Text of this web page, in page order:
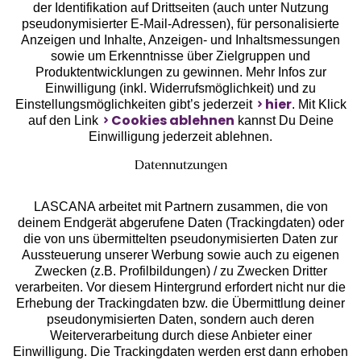
Unsere Apps
Services
Beratung
Über uns
der Identifikation auf Drittseiten (auch unter Nutzung
pseudonymisierter E-Mail-Adressen), für personalisierte
Anzeigen und Inhalte, Anzeigen- und Inhaltsmessungen
sowie um Erkenntnisse über Zielgruppen und
Produktentwicklungen zu gewinnen. Mehr Infos zur
Einwilligung (inkl. Widerrufsmöglichkeit) und zu
Einstellungsmöglichkeiten gibt’s jederzeit
hier. Mit Klick
auf den Link
Cookies ablehnen kannst Du Deine
Einwilligung jederzeit ablehnen.
Datennutzungen
LASCANA arbeitet mit Partnern zusammen, die von
deinem Endgerät abgerufene Daten (Trackingdaten) oder
die von uns übermittelten pseudonymisierten Daten zur
Aussteuerung unserer Werbung sowie auch zu eigenen
Zwecken (z.B. Profilbildungen) / zu Zwecken Dritter
verarbeiten. Vor diesem Hintergrund erfordert nicht nur die
Erhebung der Trackingdaten bzw. die Übermittlung deiner
pseudonymisierten Daten, sondern auch deren
Weiterverarbeitung durch diese Anbieter einer
Einwilligung. Die Trackingdaten werden erst dann erhoben